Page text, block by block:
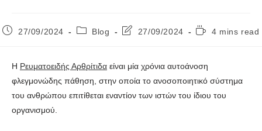
27/09/2024 Blog 27/09/2024 4 mins read
Η Ρευματοειδής Αρθρίτιδα είναι μία χρόνια αυτοάνοση
φλεγμονώδης πάθηση, στην οποία το ανοσοποιητικό σύστημα
του ανθρώπου επιτίθεται εναντίον των ιστών του ίδιου του
οργανισμού.